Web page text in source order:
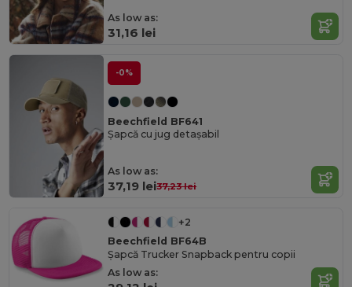
As low as:
31,16 lei
-0%
Beechfield BF641
Șapcă cu jug detașabil
As low as:
37,19 lei37,23 lei
+2
Beechfield BF64B
Șapcă Trucker Snapback pentru copii
As low as: